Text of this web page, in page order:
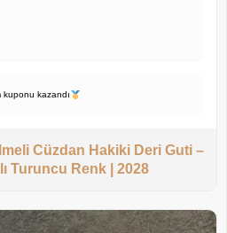
kuponu kazandı
Cüzdan Hakiki Deri Guti –
Turuncu Renk | 2028